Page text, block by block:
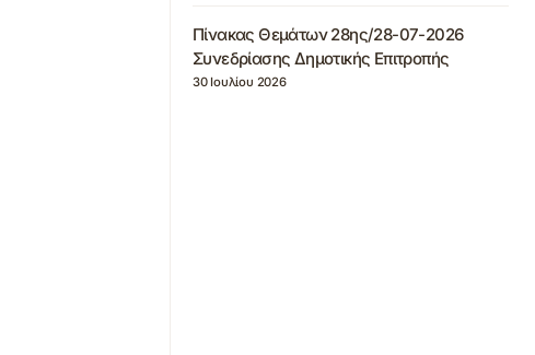
Πίνακας Θεμάτων 28ης/28-07-2026
Συνεδρίασης Δημοτικής Επιτροπής
30 Ιουλίου 2026